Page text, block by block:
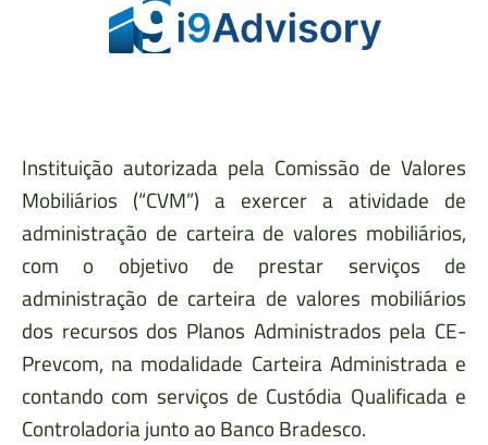
Instituição autorizada pela Comissão de Valores
Mobiliários (“CVM”) a exercer a atividade de
administração de carteira de valores mobiliários,
com o objetivo de prestar serviços de
administração de carteira de valores mobiliários
dos recursos dos Planos Administrados pela CE-
Prevcom, na modalidade Carteira Administrada e
contando com serviços de Custódia Qualificada e
Controladoria junto ao Banco Bradesco.